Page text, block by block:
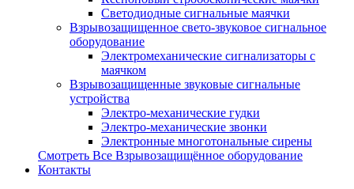
Светодиодные сигнальные маячки
Взрывозащищенное свето-звуковое сигнальное
оборудование
Электромеханические сигнализаторы с
маячком
Взрывозащищенные звуковые сигнальные
устройства
Электро-механические гудки
Электро-механические звонки
Электронные многотональные сирены
Смотреть Все Взрывозащищённое оборудование
Контакты